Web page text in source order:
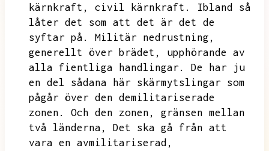
kärnkraft,
civil kärnkraft.
Ibland så
låter det som att det är det de
syftar på.
Militär nedrustning,
generellt över brädet,
upphörande av
alla fientliga handlingar.
De har ju
en del sådana här skärmytslingar som
pågår över den demilitariserade
zonen.
Och den zonen,
gränsen mellan
två länderna,
Det ska gå från att
vara en avmilitariserad,